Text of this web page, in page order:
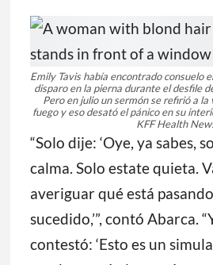
de los Chiefs con su hija
Estaban en Union Station
produjeron los disparos, y
en un baño de la planta
Emily Tavis había encontrado consuelo
Pero en julio un sermón se refirió a la
KFF Health